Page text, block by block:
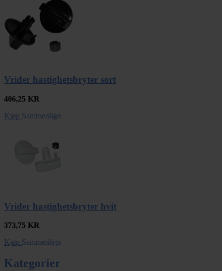
Vrider hastighetsbryter sort
406,25 KR
Kjøp Sammenlign
Vrider hastighetsbryter hvit
373,75 KR
Kjøp Sammenlign
Kategorier